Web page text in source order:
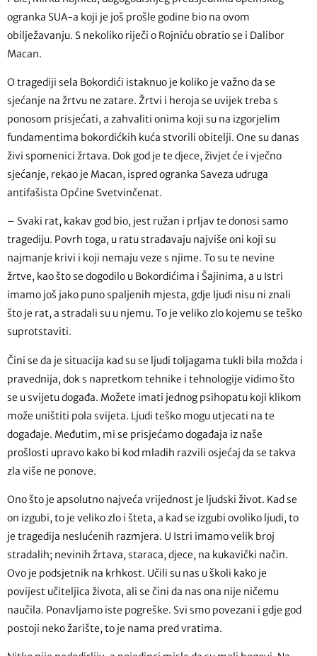
ogranka SUA-a koji je još prošle godine bio na ovom
obilježavanju. S nekoliko riječi o Rojniću obratio se i Dalibor
Macan.
O tragediji sela Bokordići istaknuo je koliko je važno da se
sjećanje na žrtvu ne zatare. Žrtvi i heroja se uvijek treba s
ponosom prisjećati, a zahvaliti onima koji su na izgorjelim
fundamentima bokordićkih kuća stvorili obitelji. One su danas
živi spomenici žrtava. Dok god je te djece, živjet će i vječno
sjećanje, rekao je Macan, ispred ogranka Saveza udruga
antifašista Općine Svetvinčenat.
– Svaki rat, kakav god bio, jest ružan i prljav te donosi samo
tragediju. Povrh toga, u ratu stradavaju najviše oni koji su
najmanje krivi i koji nemaju veze s njime. To su te nevine
žrtve, kao što se dogodilo u Bokordićima i Šajinima, a u Istri
imamo još jako puno spaljenih mjesta, gdje ljudi nisu ni znali
što je rat, a stradali su u njemu. To je veliko zlo kojemu se teško
suprotstaviti.
Čini se da je situacija kad su se ljudi toljagama tukli bila možda i
pravednija, dok s napretkom tehnike i tehnologije vidimo što
se u svijetu događa. Možete imati jednog psihopatu koji klikom
može uništiti pola svijeta. Ljudi teško mogu utjecati na te
događaje. Međutim, mi se prisjećamo događaja iz naše
prošlosti upravo kako bi kod mladih razvili osjećaj da se takva
zla više ne ponove.
Ono što je apsolutno najveća vrijednost je ljudski život. Kad se
on izgubi, to je veliko zlo i šteta, a kad se izgubi ovoliko ljudi, to
je tragedija neslućenih razmjera. U Istri imamo velik broj
stradalih; nevinih žrtava, staraca, djece, na kukavički način.
Ovo je podsjetnik na krhkost. Učili su nas u školi kako je
povijest učiteljica života, ali se čini da nas ona nije ničemu
naučila. Ponavljamo iste pogreške. Svi smo povezani i gdje god
postoji neko žarište, to je nama pred vratima.